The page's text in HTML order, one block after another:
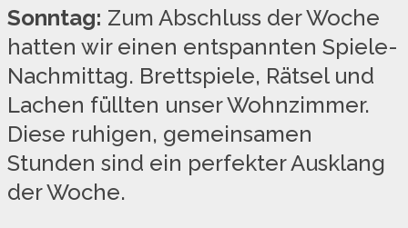
Sonntag: Zum Abschluss der Woche
hatten wir einen entspannten Spiele-
Nachmittag. Brettspiele, Rätsel und
Lachen füllten unser Wohnzimmer.
Diese ruhigen, gemeinsamen
Stunden sind ein perfekter Ausklang
der Woche.